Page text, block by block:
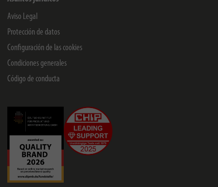
Aviso Legal
Protección de datos
Configuración de las cookies
Condiciones generales
Código de conducta